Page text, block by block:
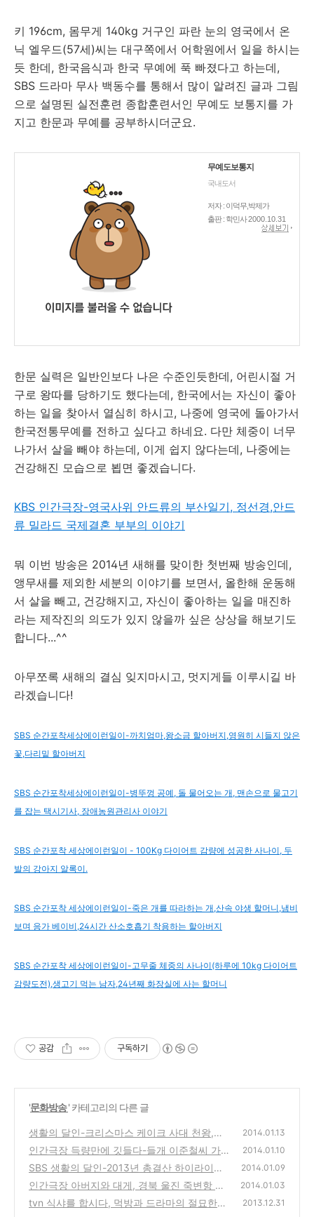
키 196cm, 몸무게 140kg 거구인 파란 눈의 영국에서 온
닉 엘우드(57세)씨는 대구쪽에서 어학원에서 일을 하시는
듯 한데, 한국음식과 한국 무예에 푹 빠졌다고 하는데,
SBS 드라마 무사 백동수를 통해서 많이 알려진 글과 그림
으로 설명된 실전훈련 종합훈련서인 무예도 보통지를 가
지고 한문과 무예를 공부하시더군요.
무예도보통지
국내도서
저자 : 이덕무,박제가
출판 : 학민사2000.10.31
한문 실력은 일반인보다 나은 수준인듯한데, 어린시절 거
구로 왕따를 당하기도 했다는데, 한국에서는 자신이 좋아
하는 일을 찾아서 열심히 하시고, 나중에 영국에 돌아가서
한국전통무예를 전하고 싶다고 하네요. 다만 체중이 너무
나가서 살을 빼야 하는데, 이게 쉽지 않다는데, 나중에는
건강해진 모습으로 뵙면 좋겠습니다.
KBS 인간극장-영국사위 안드류의 부산일기, 정선경,안드
류 밀라드 국제결혼 부부의 이야기
뭐 이번 방송은 2014년 새해를 맞이한 첫번째 방송인데,
앵무새를 제외한 세분의 이야기를 보면서, 올한해 운동해
서 살을 빼고, 건강해지고, 자신이 좋아하는 일을 매진하
라는 제작진의 의도가 있지 않을까 싶은 상상을 해보기도
합니다...^^
아무쪼록 새해의 결심 잊지마시고, 멋지게들 이루시길 바
라겠습니다!
SBS 순간포착세상에이런일이-까치엄마,왕소금 할아버지,영원히 시들지 않은
꽃,다리밑 할아버지
SBS 순간포착세상에이런일이-병뚜껑 공예, 돌 물어오는 개, 맨손으로 물고기
를 잡는 택시기사, 장애농원관리사 이야기
SBS 순간포착 세상에이런일이 - 100Kg 다이어트 감량에 성공한 사나이, 두
발의 강아지 알록이.
SBS 순간포착 세상에이런일이-죽은 개를 따라하는 개,산속 야생 할머니,냄비
보며 응가 베이비,24시간 산소호흡기 착용하는 할아버지
SBS 순간포착 세상에이런일이-고무줄 체중의 사나이(하루에 10kg 다이어트
감량도전),생고기 먹는 남자,24년째 화장실에 사는 할머니
공감 구독하기
'문화방송' 카테고리의 다른 글
생활의 달인-크리스마스 케이크 사대 천왕,호
텔 연회,어린이 암산 신동,작은 도움의 달인(방
송 정보)
(0)
2014.01.13
인간극장 득량만에 깃들다-들개 이준철씨 가
족의 귀농,귀촌 이야기
(4)
2014.01.10
SBS 생활의 달인-2013년 총결산 하이라이트
와 올해의 달인 대상, 노력과 감동의 추천 방송
2014.01.09
인간극장 아버지와 대게, 경북 울진 죽변항 대
게잡이 효성호 가족의 이야기
(1)
2014.01.03
tvn 식샤를 합시다, 먹방과 드라마의 절묘한
2013.12.31